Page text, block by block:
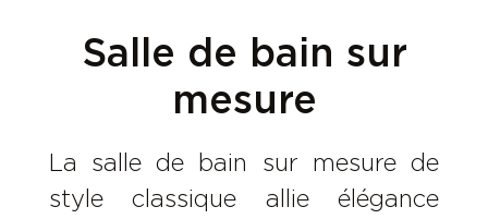
Salle de bain sur
mesure
La salle de bain sur mesure de
style classique allie élégance